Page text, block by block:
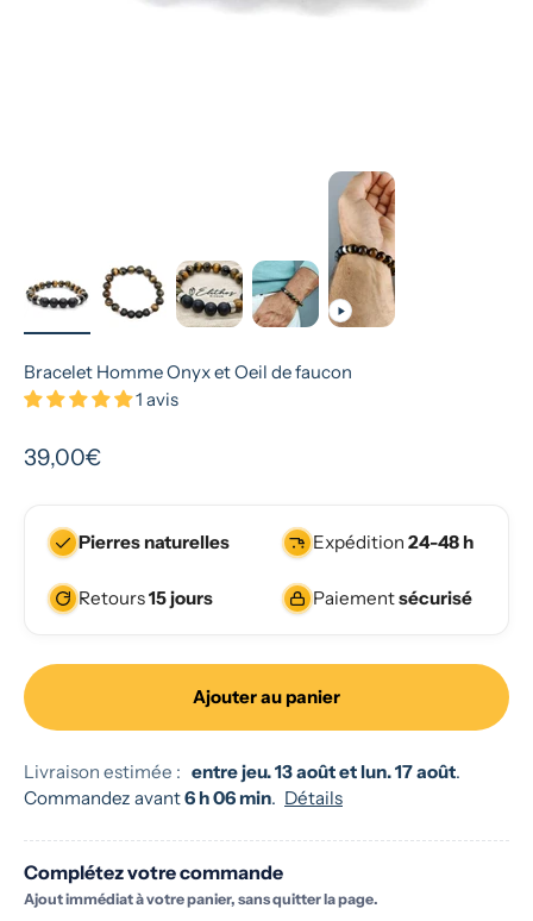
Bracelet Homme Onyx et Oeil de faucon
1 avis
Prix de vente
39,00€
Pierres naturelles Expédition24-48 h
Retours15 jours Paiementsécurisé
Ajouter au panier
Livraison estimée : entre jeu. 13 août et lun. 17 août.
Commandez avant6 h 06 min. Détails
Complétez votre commande
Ajout immédiat à votre panier, sans quitter la page.